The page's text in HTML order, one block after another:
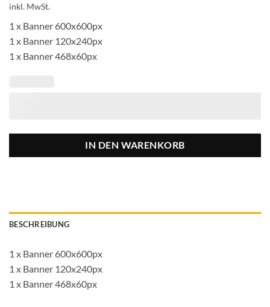
inkl. MwSt.
1 x Banner 600x600px
1 x Banner 120x240px
1 x Banner 468x60px
IN DEN WARENKORB
BESCHREIBUNG
1 x Banner 600x600px
1 x Banner 120x240px
1 x Banner 468x60px